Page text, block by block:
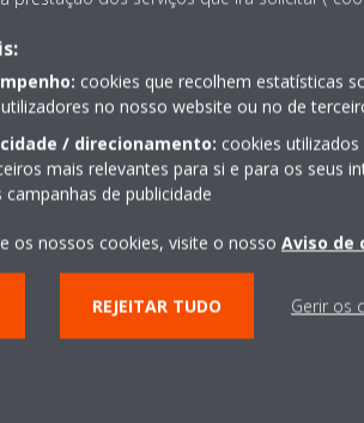
missão da Daikin foi sempre
tornar o ar
inovadoras são concebidos para melhorar
Até 2050, a Daikin pretende
seus produtos e soluções.
cookies que recolhem estatísticas
no nosso website ou no de
/ direcionamento: cookies
mais relevantes para si e para os seus
de publicidade
os nossos cookies, visite o nosso Aviso de
REJEITAR TUDO Gerir os